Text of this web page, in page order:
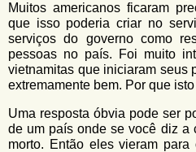
Muitos americanos ficaram
que isso poderia criar no
serviços do governo como
pessoas no país. Foi muito
vietnamitas que iniciaram seus
extremamente bem. Por que
Uma resposta óbvia pode ser
de um país onde se você diz a
morto. Então eles vieram